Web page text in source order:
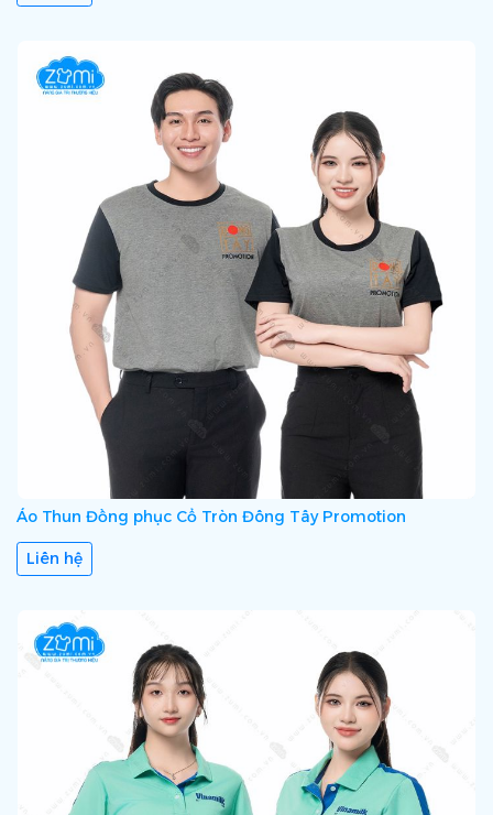
Áo Thun Đồng phục Cổ Tròn Đông Tây Promotion
Liên hệ